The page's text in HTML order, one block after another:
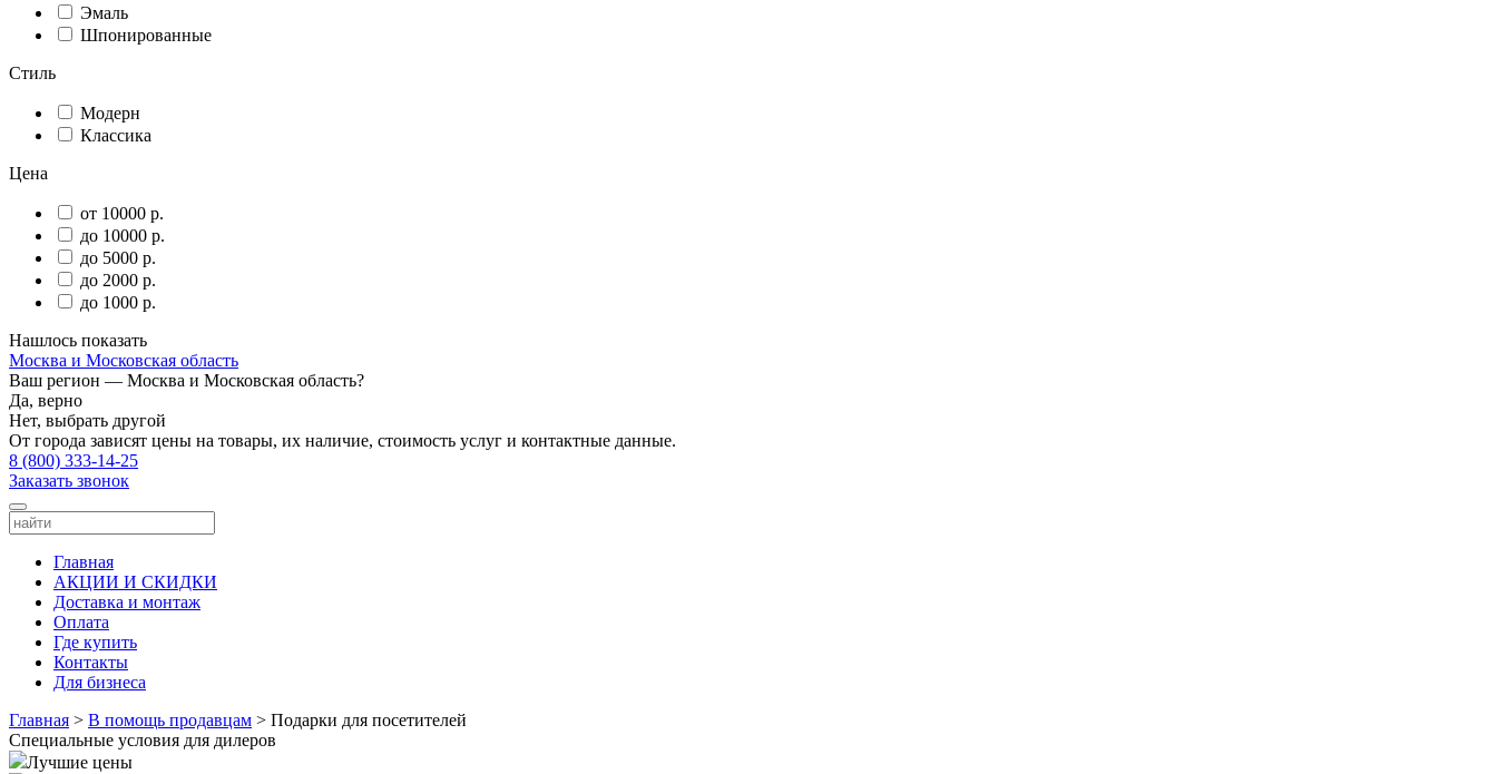
Эмаль
Шпонированные
Стиль
Модерн
Классика
Цена
от 10000 р.
до 10000 р.
до 5000 р.
до 2000 р.
до 1000 р.
Нашлось показать
Москва и Московская область
Ваш регион — Москва и Московская область?
Да, верно
Нет, выбрать другой
От города зависят цены на товары, их наличие, стоимость услуг и контактные данные.
8 (800) 333-14-25
Заказать звонок
Главная
АКЦИИ И СКИДКИ
Доставка и монтаж
Оплата
Где купить
Контакты
Для бизнеса
Главная > В помощь продавцам > Подарки для посетителей
Специальные условия для дилеров
Лучшие цены